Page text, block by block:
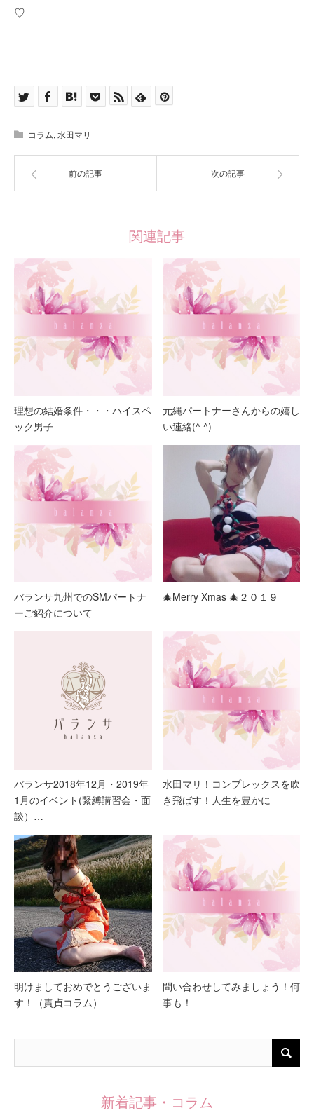
♡
コラム, 水田マリ
前の記事 次の記事
関連記事
理想の結婚条件・・・ハイスペ
ック男子
元縄パートナーさんからの嬉し
い連絡(^ ^)
バランサ九州でのSMパートナ
ーご紹介について
🎄Merry Xmas 🎄２０１９
バランサ2018年12月・2019年
1月のイベント(緊縛講習会・面
談）…
水田マリ！コンプレックスを吹
き飛ばす！人生を豊かに
明けましておめでとうございま
す！（責貞コラム）
問い合わせしてみましょう！何
事も！
新着記事・コラム